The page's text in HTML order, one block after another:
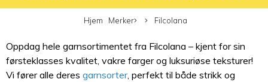
Hjem Merker Filcolana
Oppdag hele garnsortimentet fra Filcolana – kjent for sin
førsteklasses kvalitet, vakre farger og luksuriøse teksturer!
Vi fører alle deres garnsorter, perfekt til både strikk og